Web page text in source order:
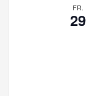
FR.
29